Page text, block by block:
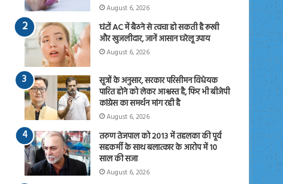
August 6, 2026
घंटों AC में बैठने से त्वचा हो सकती है रूखी
और खुजलीदार, जानें आसान घरेलू उपाय
August 6, 2026
सूत्रों के अनुसार, सरकार परिसीमन विधेयक
पारित होने को लेकर आश्वस्त है, फिर भी बीजेपी
कांग्रेस का समर्थन मांग रही है
August 6, 2026
तरुण तेजपाल को 2013 में तहलका की पूर्व
सहकर्मी के साथ बलात्कार के आरोप में 10
साल की सजा
August 6, 2026